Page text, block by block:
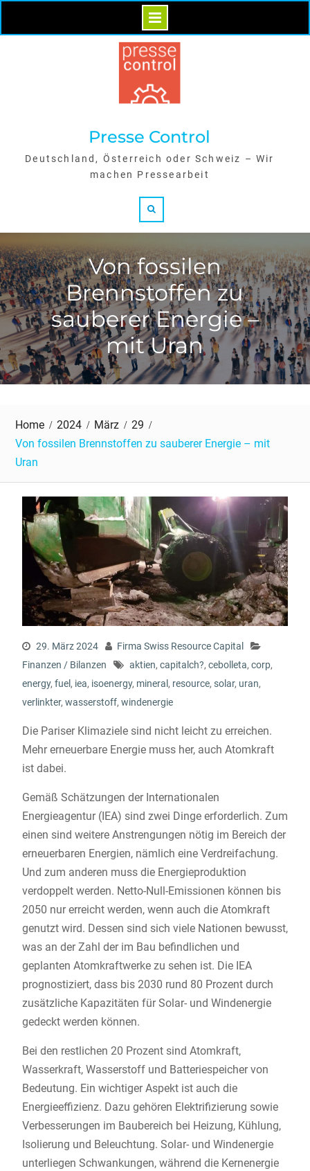
Skip
Presse Control
Deutschland, Österreich oder Schweiz – Wir
machen Pressearbeit
Von fossilen
Brennstoffen zu
sauberer Energie –
mit Uran
Home 2024 März
29
Von fossilen Brennstoffen zu sauberer Energie – mit
Uran
29. März 2024
Firma Swiss Resource Capital
Finanzen / Bilanzen
aktien, capitalch?, cebolleta, corp,
energy, fuel , iea, isoenergy, mineral , resource, solar, uran,
verlinkter, wasserstoff, windenergie
Die Pariser Klimaziele sind nicht leicht zu erreichen.
Mehr erneuerbare Energie muss her, auch Atomkraft
ist dabei.
Gemäß Schätzungen der Internationalen
Energieagentur (IEA) sind zwei Dinge erforderlich. Zum
einen sind weitere Anstrengungen nötig im Bereich der
erneuerbaren Energien, nämlich eine Verdreifachung.
Und zum anderen muss die Energieproduktion
verdoppelt werden. Netto-Null-Emissionen können bis
2050 nur erreicht werden, wenn auch die Atomkraft
genutzt wird. Dessen sind sich viele Nationen bewusst,
was an der Zahl der im Bau befindlichen und
geplanten Atomkraftwerke zu sehen ist. Die IEA
prognostiziert, dass bis 2030 rund 80 Prozent durch
zusätzliche Kapazitäten für Solar- und Windenergie
gedeckt werden können.
Bei den restlichen 20 Prozent sind Atomkraft,
Wasserkraft, Wasserstoff und Batteriespeicher von
Bedeutung. Ein wichtiger Aspekt ist auch die
Energieeffizienz. Dazu gehören Elektrifizierung sowie
Verbesserungen im Baubereich bei Heizung, Kühlung,
Isolierung und Beleuchtung. Solar- und Windenergie
unterliegen Schwankungen, während die Kernenergie